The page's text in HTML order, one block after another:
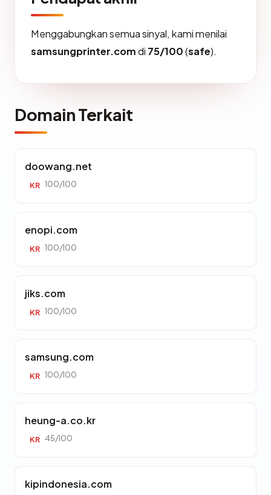
Menggabungkan semua sinyal, kami menilai
samsungprinter.comdi 75/100(safe).
Domain Terkait
doowang.net
KR 100/100
enopi.com
KR 100/100
jiks.com
KR 100/100
samsung.com
KR 100/100
heung-a.co.kr
KR 45/100
kipindonesia.com